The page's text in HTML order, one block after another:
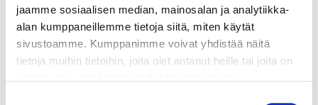
jaamme sosiaalisen median, mainosalan ja analytiikka-
alan kumppaneillemme tietoja siitä, miten käytät
sivustoamme. Kumppanimme voivat yhdistää näitä
tietoja muihin tietoihin, joita olet antanut heille tai joita on
300 g arborio-riisiä
1 iso sipuli, hienonnettuna